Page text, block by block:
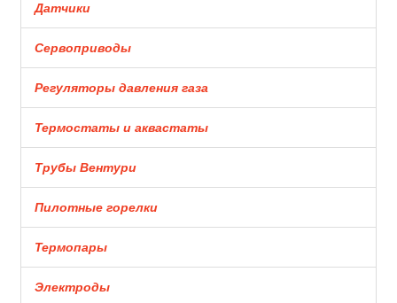
Датчики
Сервоприводы
Регуляторы давления газа
Термостаты и аквастаты
Трубы Вентури
Пилотные горелки
Термопары
Электроды